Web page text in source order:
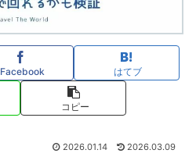
Facebook はてブ
コピー
2026.01.14 2026.03.09